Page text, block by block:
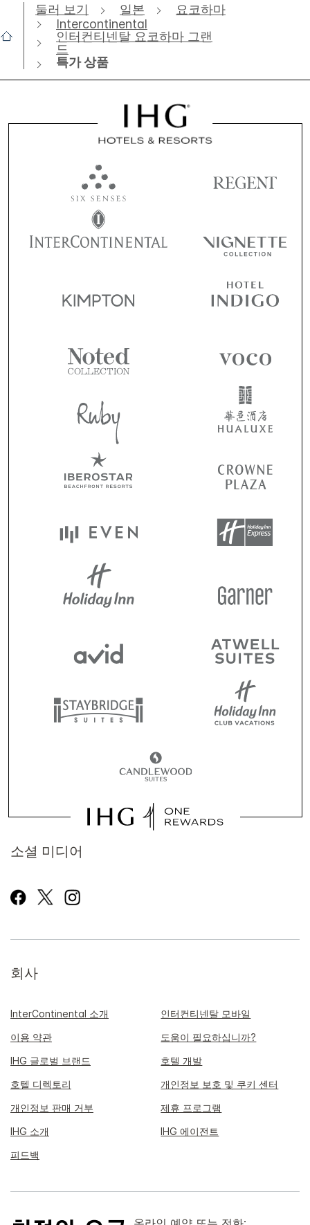
둘러 보기 일본
요코하마
Intercontinental
인터컨티넨탈 요코하마 그랜
드
특가 상품
소셜 미디어
회사
InterContinental 소개
인터컨티넨탈 모바일
이용 약관
도움이 필요하십니까?
IHG 글로벌 브랜드
호텔 개발
호텔 디렉토리
개인정보 보호 및 쿠키 센터
개인정보 판매 거부
제휴 프로그램
IHG 소개
IHG 에이전트
피드백